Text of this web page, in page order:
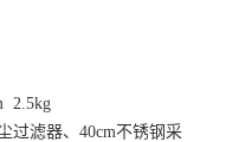
2.5kg
过滤器、40cm不锈钢采